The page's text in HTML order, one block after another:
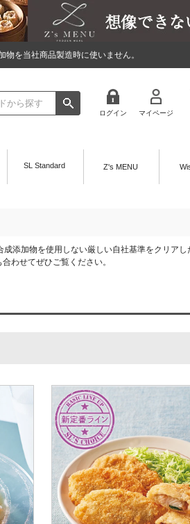
を当社商品製造時に使いません。
ログイン マイページ
SL Standard Z's MENU
添加物を使用しない厳しい自社基準をクリアし
合わせてぜひご覧ください。